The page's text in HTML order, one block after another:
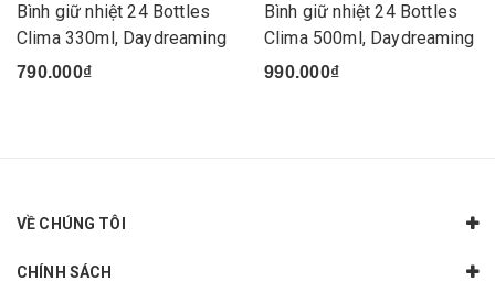
Bình giữ nhiệt 24 Bottles
Clima 330ml, Daydreaming
790.000₫
Bình giữ nhiệt 24 Bottles
Clima 500ml, Daydreaming
990.000₫
VỀ CHÚNG TÔI
CHÍNH SÁCH